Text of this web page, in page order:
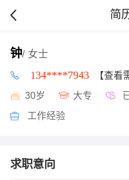
简
钟/ 女士
134****7943 【查看
30岁 大专
工作经验
求职意向